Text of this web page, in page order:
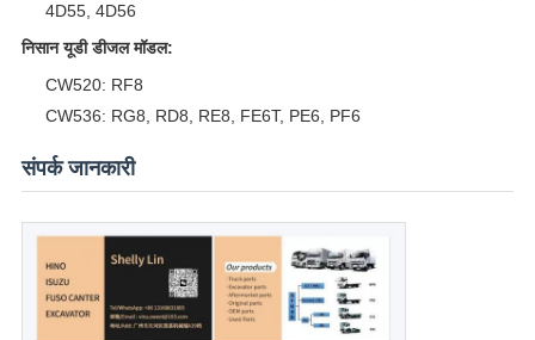
4D55, 4D56
निसान यूडी डीजल मॉडल:
CW520: RF8
CW536: RG8, RD8, RE8, FE6T, PE6, PF6
संपर्क जानकारी